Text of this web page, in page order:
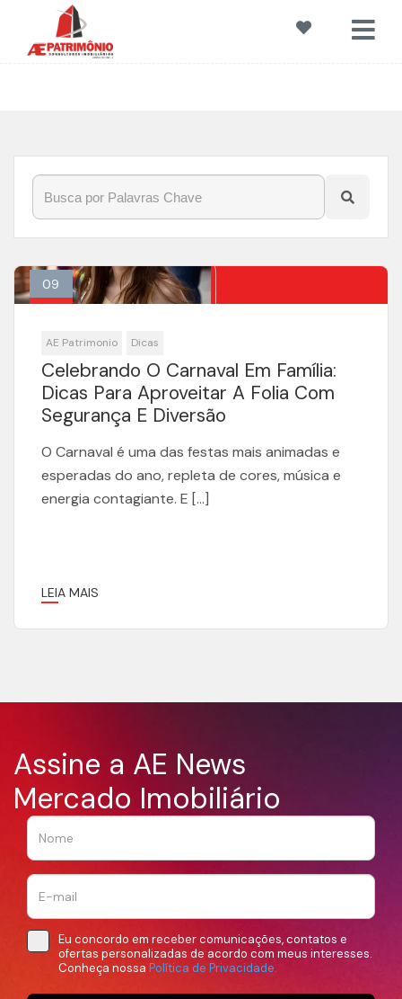
Blog»
09
AE Patrimonio Dicas
Celebrando O Carnaval Em Família:
Dicas Para Aproveitar A Folia Com
Segurança E Diversão
O Carnaval é uma das festas mais animadas e
esperadas do ano, repleta de cores, música e
energia contagiante. E […]
LEIA MAIS
Assine a AE News
Mercado Imobiliário
Eu concordo em receber comunicações, contatos e
ofertas personalizadas de acordo com meus interesses.
Conheça nossa Política de Privacidade.